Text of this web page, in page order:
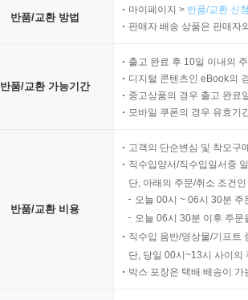
반품/교환 방법
마이페이지 > 반품/교환 신
판매자 배송 상품은 판매자
반품/교환 가능기간
출고 완료 후 10일 이내의
디지털 콘텐츠인 eBook의
중고상품의 경우 출고 완료
모바일 쿠폰의 경우 유효기
반품/교환 비용
고객의 단순변심 및 착오구
직수입양서/직수입일서중
단, 아래의 주문/취소 조건
오늘 00시 ~ 06시 30분
오늘 06시 30분 이후 주
직수입 음반/영상물/기프트
단, 당일 00시~13시 사이의
박스 포장은 택배 배송이